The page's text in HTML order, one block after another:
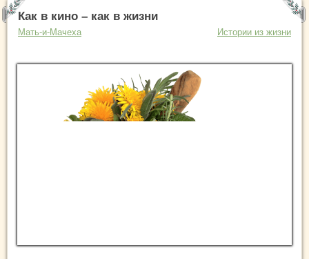
Как в кино – как в жизни
Мать-и-Мачеха Истории из жизни